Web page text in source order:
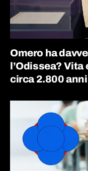
Omero ha
l’Odissea?
circa 2.800